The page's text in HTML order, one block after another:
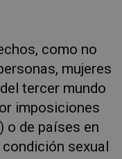
como no
mujeres
tercer mundo
imposiciones
o de países en
sexual